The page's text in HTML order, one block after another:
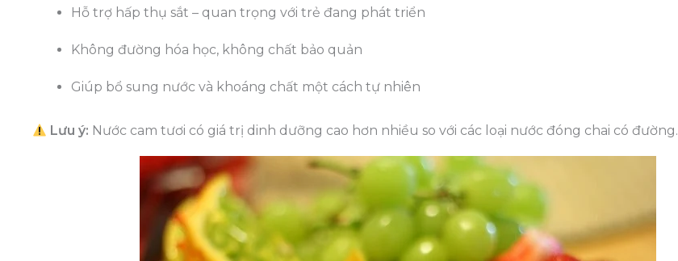
Hỗ trợ hấp thụ sắt – quan trọng với trẻ đang phát triển
Không đường hóa học, không chất bảo quản
Giúp bổ sung nước và khoáng chất một cách tự nhiên
Lưu ý: Nước cam tươi có giá trị dinh dưỡng cao hơn nhiều so với các loại nước đóng chai có đường.